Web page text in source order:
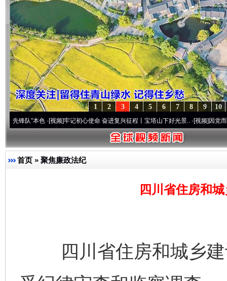
10
9
8
7
6
5
4
3
2
1
”本色·[视频]牢记初心使命 奋进复兴征程丨宝塔山下好光景..·[视频]因党而生 为
首页 » 聚焦廉政法纪
四川省住房和
四川省住房和城乡建